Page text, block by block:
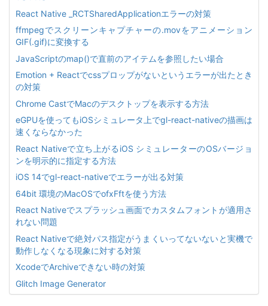
React Native _RCTSharedApplicationエラーの対策
ffmpegでスクリーンキャプチャーの.movをアニメーション
GIF(.gif)に変換する
JavaScriptのmap()で直前のアイテムを参照したい場合
Emotion + Reactでcssプロップがないというエラーが出たとき
の対策
Chrome CastでMacのデスクトップを表示する方法
eGPUを使ってもiOSシミュレータ上でgl-react-nativeの描画は
速くならなかった
React Nativeで立ち上がるiOS シミュレーターのOSバージョ
ンを明示的に指定する方法
iOS 14でgl-react-nativeでエラーが出る対策
64bit 環境のMacOSでofxFftを使う方法
React Nativeでスプラッシュ画面でカスタムフォントが適用さ
れない問題
React Nativeで絶対パス指定がうまくいってないないと実機で
動作しなくなる現象に対する対策
XcodeでArchiveできない時の対策
Glitch Image Generator